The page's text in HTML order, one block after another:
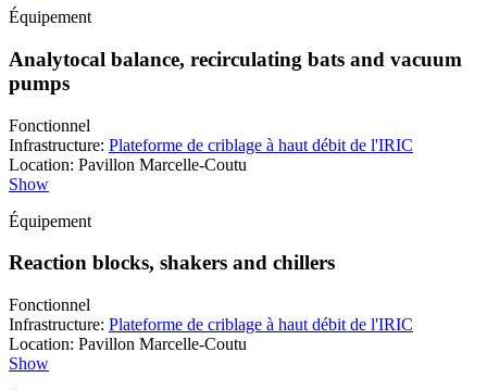
Équipement
Analytocal balance, recirculating bats and vacuum
pumps
Fonctionnel
Infrastructure: Plateforme de criblage à haut débit de l'IRIC
Location: Pavillon Marcelle-Coutu
Show
Équipement
Reaction blocks, shakers and chillers
Fonctionnel
Infrastructure: Plateforme de criblage à haut débit de l'IRIC
Location: Pavillon Marcelle-Coutu
Show